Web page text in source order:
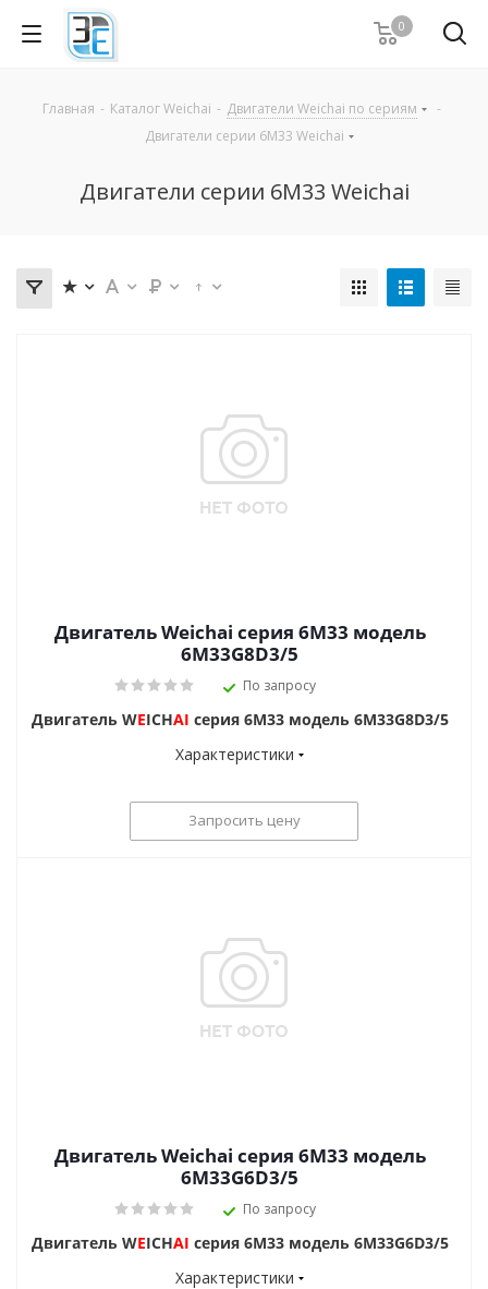
0
Главная - Каталог Weichai - Двигатели Weichai по сериям
-
Двигатели серии 6M33 Weichai
Двигатели серии 6M33 Weichai
Двигатель Weichai серия 6M33 модель
6M33G8D3/5
По запросу
Двигатель WEICHAI серия 6M33 модель 6M33G8D3/5
Характеристики
Запросить цену
Двигатель Weichai серия 6M33 модель
6M33G6D3/5
По запросу
Двигатель WEICHAI серия 6M33 модель 6M33G6D3/5
Характеристики